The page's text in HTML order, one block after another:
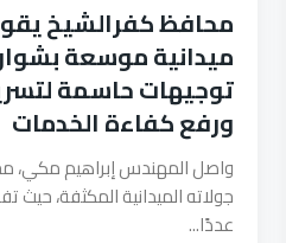
محافظ كفرالشيخ
ميدانية موسعة
توجيهات حاسمة
ورفع كفاءة الخدمات
واصل المهندس إبراهيم مكي،
جولاته الميدانية المكثفة، حيث
عددًا...